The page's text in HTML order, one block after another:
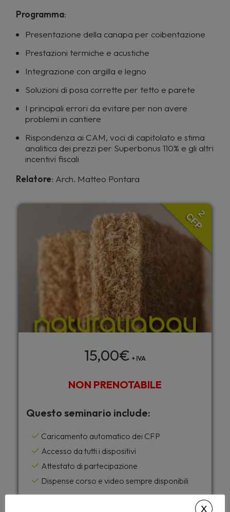
Programma:
Presentazione della canapa per coibentazione
Prestazioni termiche e acustiche
Integrazione con argilla e legno
Soluzioni di posa corrette per tetto e parete
I principali errori da evitare per non avere
problemi in cantiere
Rispondenza ai CAM, voci di capitolato e stima
analitica dei prezzi per Superbonus 110% e gli altri
incentivi fiscali
Relatore: Arch. Matteo Pontara
2
CFP
15,00€ + IVA
NON PRENOTABILE
Questo seminario include:
Caricamento automatico dei CFP
Accesso da tutti i dispositivi
Attestato di partecipazione
Dispense corso e video sempre disponibili